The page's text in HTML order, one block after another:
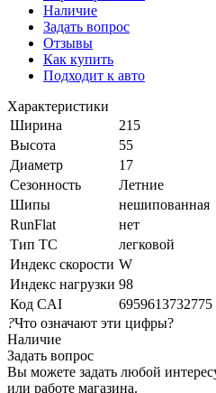
Наличие
Задать вопрос
Отзывы
Как купить
Подходит к авто
Характеристики
Ширина
215
Высота
55
Диаметр
17
Сезонность
Летние
Шипы
нешипованная
RunFlat
нет
Тип ТС
легковой
Индекс скорости W
Индекс нагрузки 98
Код CAI
6959613732775
?Что означают эти цифры?
Наличие
Задать вопрос
Вы можете задать любой
или работе магазина.